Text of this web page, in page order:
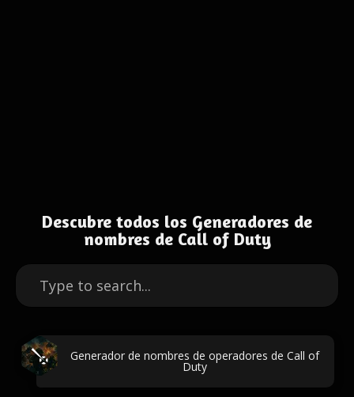
Descubre todos los Generadores de
nombres de Call of Duty
Generador de nombres de operadores de Call of
Duty